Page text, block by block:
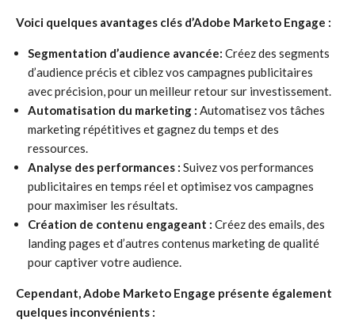
Voici quelques avantages clés d’Adobe Marketo Engage :
Segmentation d’audience avancée: Créez des segments
d’audience précis et ciblez vos campagnes publicitaires
avec précision, pour un meilleur retour sur investissement.
Automatisation du marketing : Automatisez vos tâches
marketing répétitives et gagnez du temps et des
ressources.
Analyse des performances : Suivez vos performances
publicitaires en temps réel et optimisez vos campagnes
pour maximiser les résultats.
Création de contenu engageant : Créez des emails, des
landing pages et d’autres contenus marketing de qualité
pour captiver votre audience.
Cependant, Adobe Marketo Engage présente également
quelques inconvénients :